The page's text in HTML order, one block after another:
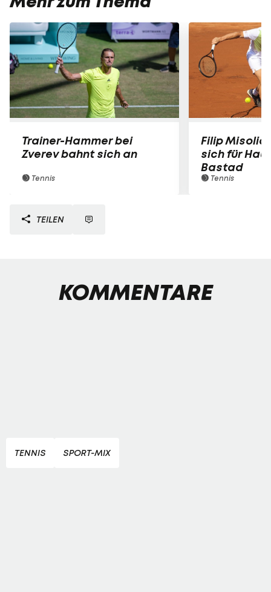
Trainer-Hammer bei
Zverev bahnt sich an
Tennis
Filip
sich für
Bastad
Tennis
TEILEN
KOMMENTARE
TENNIS SPORT-MIX